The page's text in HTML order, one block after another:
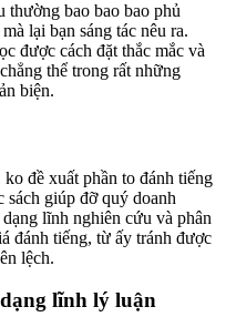
thường bao bao bao phủ
lại bạn sáng tác nêu ra.
được cách đặt thắc mắc và
thể trong rất những
biện.
đề xuất phần to đánh tiếng
sách giúp đỡ quý doanh
lĩnh nghiên cứu và phân
đánh tiếng, từ ấy tránh được
lệch.
lĩnh lý luận